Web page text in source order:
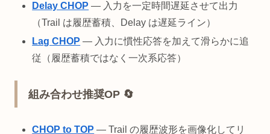
Delay CHOP — 入力を一定時間遅延させて出力
（Trail は履歴蓄積、Delay は遅延ライン）
Lag CHOP — 入力に慣性応答を加えて滑らかに追
従（履歴蓄積ではなく一次系応答）
組み合わせ推奨OP 🔄
CHOP to TOP — Trail の履歴波形を画像化してリ